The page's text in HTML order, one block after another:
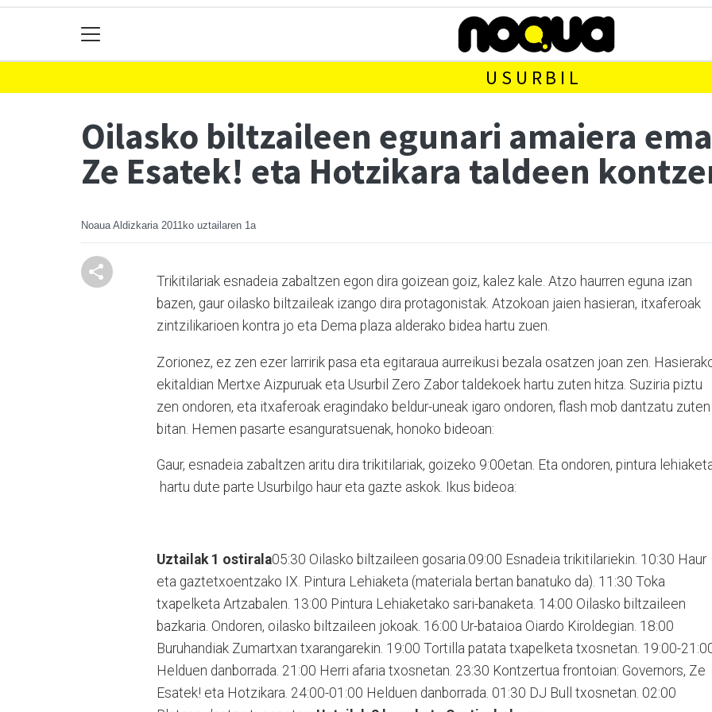
USURBIL
Oilasko biltzaileen egunari amaiera
Ze Esatek! eta Hotzikara taldeen
Noaua Aldizkaria 2011ko uztailaren 1a
Trikitilariak esnadeia zabaltzen egon dira goizean goiz, kalez kale. Atzo haurren eguna izan
bazen, gaur oilasko biltzaileak izango dira protagonistak. Atzokoan jaien hasieran, itxaferoak
zintzilikarioen kontra jo eta Dema plaza alderako bidea hartu zuen.
Zorionez, ez zen ezer larririk pasa eta egitaraua aurreikusi bezala osatzen joan zen.
ekitaldian Mertxe Aizpuruak eta Usurbil Zero Zabor taldekoek hartu zuten hitza. Suziria piztu
zen ondoren, eta itxaferoak eragindako beldur-uneak igaro ondoren, flash mob dantzatu zuten
bitan. Hemen pasarte esanguratsuenak, honoko bideoan:
Gaur, esnadeia zabaltzen aritu dira trikitilariak, goizeko 9:00etan. Eta ondoren, pintura
hartu dute parte Usurbilgo haur eta gazte askok. Ikus bideoa:
Uztailak 1 ostirala05:30 Oilasko biltzaileen gosaria.09:00 Esnadeia trikitilariekin. 10:30 Haur
eta gaztetxoentzako IX. Pintura Lehiaketa (materiala bertan banatuko da). 11:30 Toka
txapelketa Artzabalen. 13:00 Pintura Lehiaketako sari-banaketa. 14:00 Oilasko biltzaileen
bazkaria. Ondoren, oilasko biltzaileen jokoak. 16:00 Ur-bataioa Oiardo Kiroldegian. 18:00
Buruhandiak Zumartxan txarangarekin. 19:00 Tortilla patata txapelketa txosnetan. 19:00-
Helduen danborrada. 21:00 Herri afaria txosnetan. 23:30 Kontzertua frontoian: Governors, Ze
Esatek! eta Hotzikara. 24:00-01:00 Helduen danborrada. 01:30 DJ Bull txosnetan. 02:00